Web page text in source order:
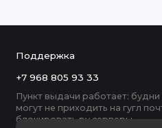
Поддержка
+7 968 805 93 33
Пункт выдачи работает: будни
могут не приходить на гугл
блокировать ру серверы